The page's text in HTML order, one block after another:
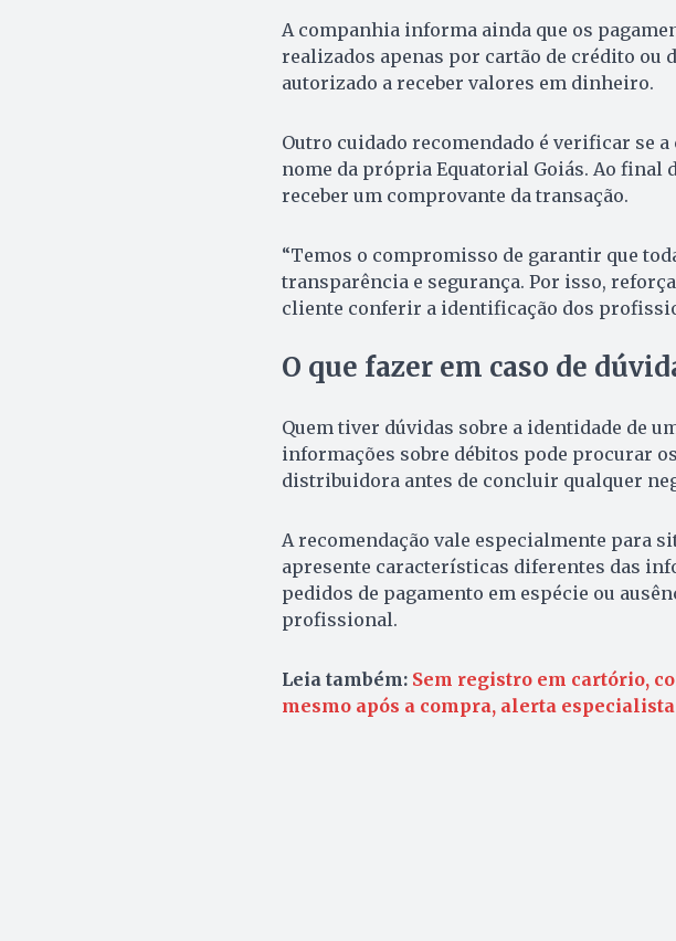
A companhia informa ainda que os
realizados apenas por cartão de crédito ou
autorizado a receber valores em dinheiro.
Outro cuidado recomendado é verificar se
nome da própria Equatorial Goiás. Ao final
receber um comprovante da transação.
“Temos o compromisso de garantir que
transparência e segurança. Por isso,
cliente conferir a identificação dos
O que fazer em caso de
Quem tiver dúvidas sobre a identidade de
informações sobre débitos pode procurar
distribuidora antes de concluir qualquer
A recomendação vale especialmente para
apresente características diferentes das
pedidos de pagamento em espécie ou
profissional.
Leia também: Sem registro em cartório,
mesmo após a compra, alerta especialista